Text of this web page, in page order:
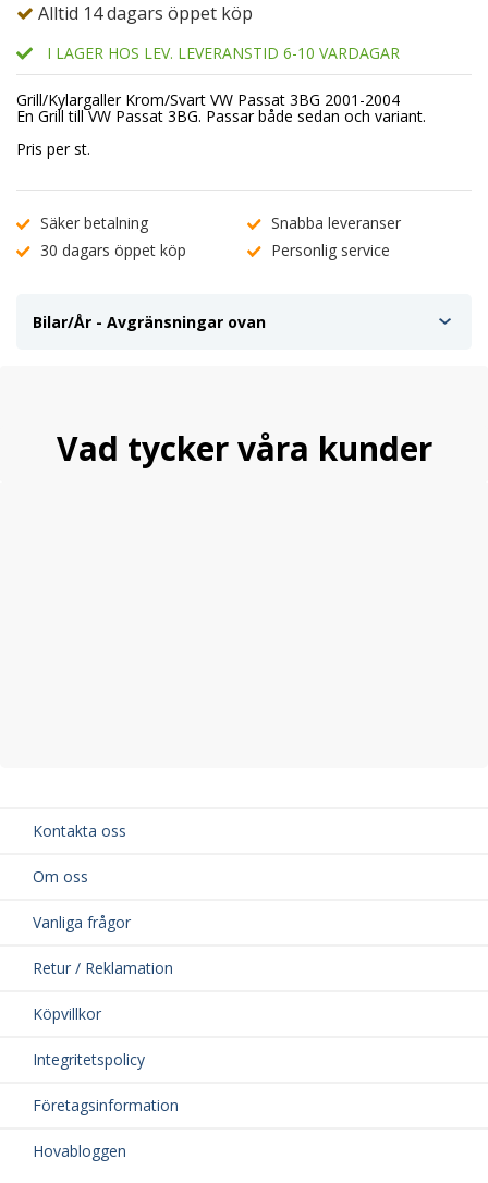
Alltid 14 dagars öppet köp
I LAGER HOS LEV. LEVERANSTID 6-10 VARDAGAR
Grill/Kylargaller Krom/Svart VW Passat 3BG 2001-2004
En Grill till VW Passat 3BG. Passar både sedan och variant.
Pris per st.
Säker betalning
Snabba leveranser
30 dagars öppet köp
Personlig service
Bilar/År - Avgränsningar ovan
Vad tycker våra kunder
Kontakta oss
Om oss
Vanliga frågor
Retur / Reklamation
Köpvillkor
Integritetspolicy
Företagsinformation
Hovabloggen